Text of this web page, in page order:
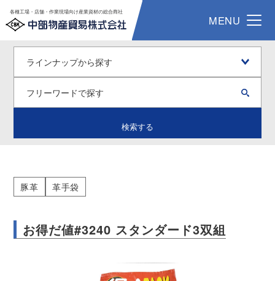
各種工場・店舗・作業現場向け産業資材の総合商社
MENU
検索する
豚革 革手袋
お得だ値#3240 スタンダード3双組